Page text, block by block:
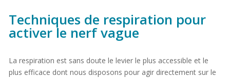
Techniques de respiration pour
activer le nerf vague
La respiration est sans doute le levier le plus accessible et le
plus efficace dont nous disposons pour agir directement sur le